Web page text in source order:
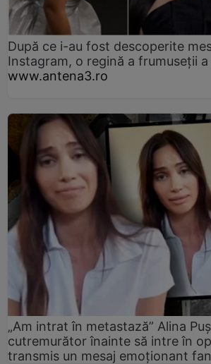
După ce i-au fost descoperite
Instagram, o regină a frumuseții
www.antena3.ro
„Am intrat în metastază” Alina
cutremurător înainte să intre în
transmis un mesaj emoționant